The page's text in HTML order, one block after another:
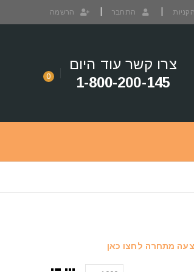
התחבר הרשמה
צרו קשר עוד היום
1-800-200-145
0
מתחרה לחצו כאן